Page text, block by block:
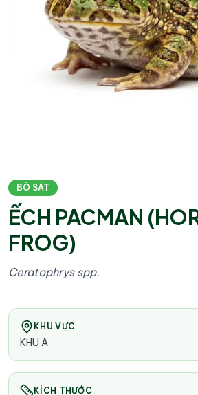
BÒ SÁT
ẾCH PACMAN
FROG)
Ceratophrys spp.
KHU VỰC
KHU A
KÍCH THƯỚC